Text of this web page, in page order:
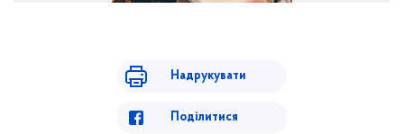
Надрукувати
Поділитися